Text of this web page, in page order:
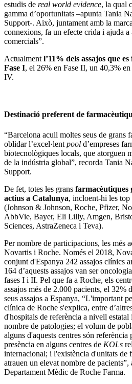
estudis de real world evidence, la qual
gamma d’oportunitats –apunta Tania
Support-. Això, juntament amb la
connexions, fa un efecte crida i ajuda a
comercials”.
Actualment l’11% dels assajos que
Fase I, el 26% en Fase II, un 40,3%
IV.
Destinació preferent de
“Barcelona acull moltes seus de grans
oblidar l’excel·lent pool d’empreses
biotecnològiques locals, que atorguen
de la indústria global”, recorda Tania
Support.
De fet, totes les grans farmacèutiques
actius a Catalunya, incloent-hi les
(Johnson & Johnson, Roche, Pfizer,
AbbVie, Bayer, Eli Lilly, Amgen,
Sciences, AstraZeneca i Teva).
Per nombre de participacions, les més
Novartis i Roche. Només el 2018,
conjunt d'Espanya 242 assajos clínics
164 d’aquests assajos van ser
fases I i II. Pel que fa a Roche, els
assajos més de 2.000 pacients, el 32%
seus assajos a Espanya, “L'important
clínica de Roche s'explica, entre
d'hospitals de referència a nivell
nombre de patologies; el volum de
alguns d'aquests centres són referència
presència en alguns centres de KOLs
internacional; i l'existència d'unitats de
atrauen un elevat nombre de pacients”,
Departament Mèdic de Roche Farma.